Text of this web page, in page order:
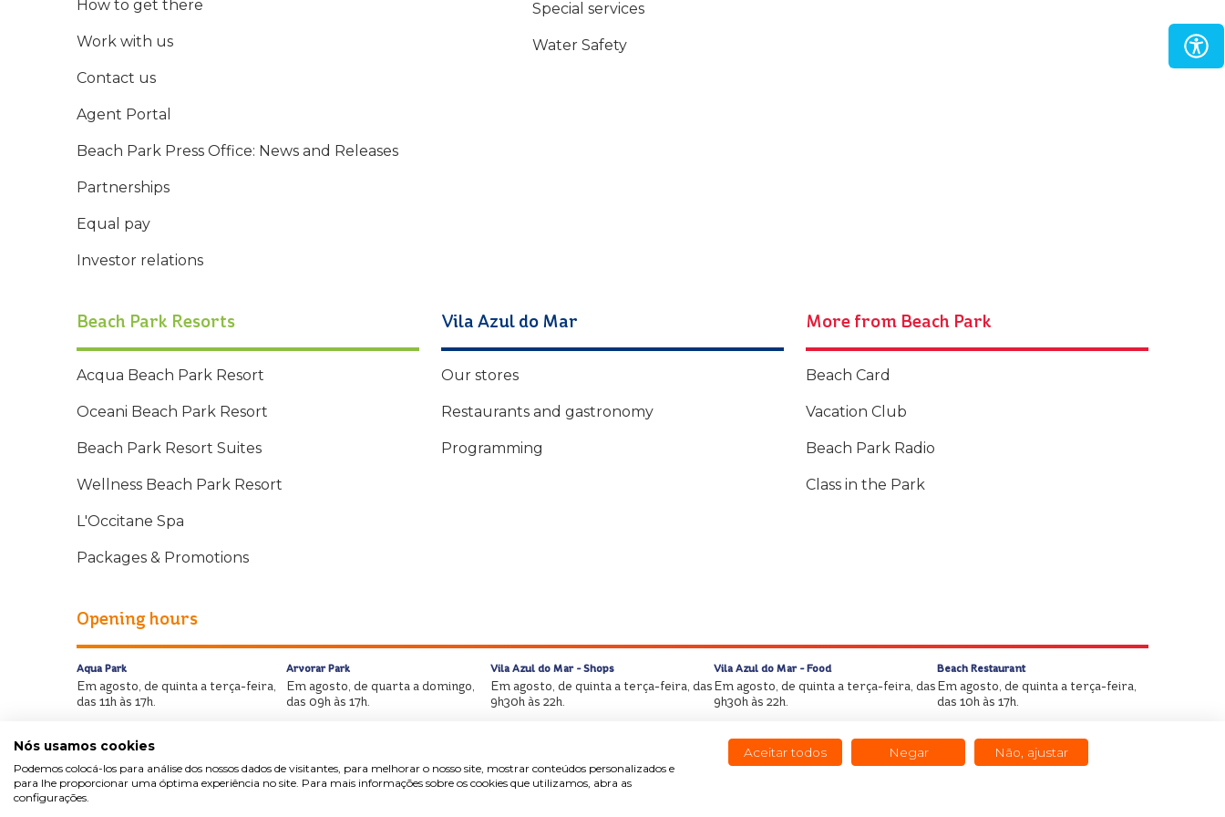
How to get there
Work with us
Contact us
Agent Portal
Beach Park Press Office: News and Releases
Partnerships
Equal pay
Investor relations
Special services
Water Safety
Beach Park Resorts
Acqua Beach Park Resort
Oceani Beach Park Resort
Beach Park Resort Suites
Wellness Beach Park Resort
L'Occitane Spa
Packages & Promotions
Vila Azul do Mar
Our stores
Restaurants and gastronomy
Programming
More from Beach Park
Beach Card
Vacation Club
Beach Park Radio
Class in the Park
Opening hours
Aqua Park
Em agosto, de quinta a terça-feira,
das 11h às 17h.
Arvorar Park
Em agosto, de quarta a domingo,
das 09h às 17h.
Vila Azul do Mar - Shops
Em agosto, de quinta a terça-feira, das
9h30h às 22h.
Vila Azul do Mar - Food
Em agosto, de quinta a terça-feira, das
9h30h às 22h.
Beach Restaurant
Em agosto, de quinta a terça-feira,
das 10h às 17h.
Nós usamos cookies
Podemos colocá-los para análise dos nossos dados de visitantes, para melhorar o nosso site, mostrar conteúdos personalizados e
para lhe proporcionar uma óptima experiência no site. Para mais informações sobre os cookies que utilizamos, abra as
configurações.
Aceitar todos Negar Não, ajustar